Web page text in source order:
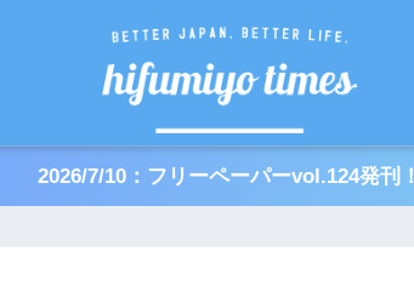
2026/7/10：フリーペーパーvol.124発刊！